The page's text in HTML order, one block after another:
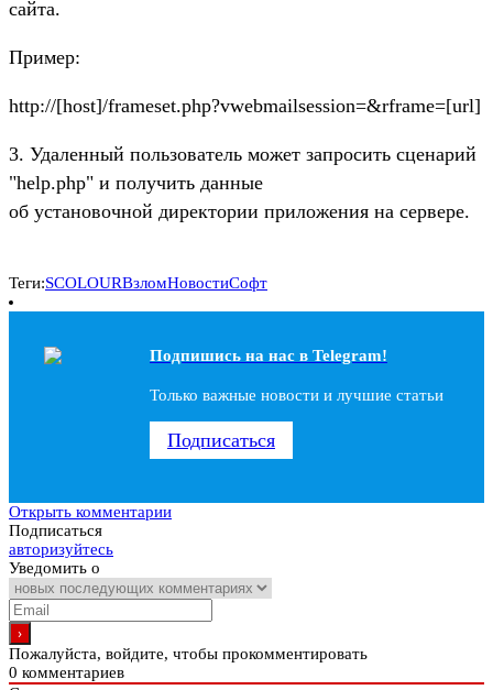
сайта.
Пример:
http://[host]/frameset.php?vwebmailsession=&rframe=[url]
3. Удаленный пользователь может запросить сценарий
"help.php" и получить данные
об установочной директории приложения на сервере.
Теги:SCOLOURВзломНовостиСофт
Подпишись на наc в Telegram!
Только важные новости и лучшие статьи
Подписаться
Открыть комментарии
Подписаться
авторизуйтесь
Уведомить о
Пожалуйста, войдите, чтобы прокомментировать
0 комментариев